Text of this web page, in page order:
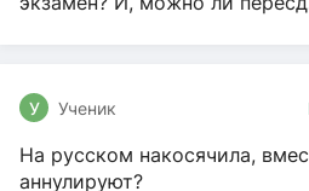
У Ученик
На русском накосячила,
аннулируют?